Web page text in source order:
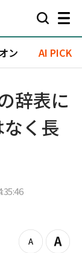
ン AI PICK
辞表に
なく長
z
Z